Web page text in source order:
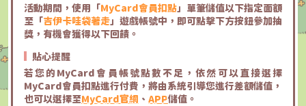
活動期間，使用「MyCard會員扣點」單筆儲值以下指定面額
至「吉伊卡哇袋著走」遊戲帳號中，即可點擊下方按鈕參加抽
獎，有機會獲得以下回饋。
貼心提醒
若您的MyCard會員帳號點數不足，依然可以直接選擇
MyCard會員扣點進行付費，將由系統引導您進行差額儲值，
也可以選擇至MyCard官網 、 APP儲值。